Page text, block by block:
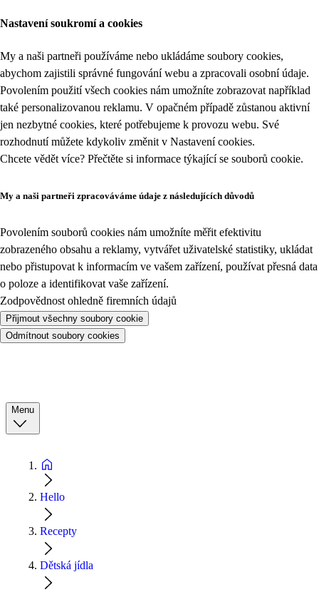
Nastavení soukromí a cookies
My a naši partneři používáme nebo ukládáme soubory cookies,
abychom zajistili správné fungování webu a zpracovali osobní údaje.
Povolením použití všech cookies nám umožníte zobrazovat například
také personalizovanou reklamu. V opačném případě zůstanou aktivní
jen nezbytné cookies, které potřebujeme k provozu webu. Své
rozhodnutí můžete kdykoliv změnit v Nastavení cookies.
Chcete vědět více? Přečtěte si informace týkající se souborů cookie.
My a naši partneři zpracováváme údaje z následujících důvodů
Povolením souborů cookies nám umožníte měřit efektivitu
zobrazeného obsahu a reklamy, vytvářet uživatelské statistiky, ukládat
nebo přistupovat k informacím ve vašem zařízení, používat přesná data
o poloze a identifikovat vaše zařízení.
Zodpovědnost ohledně firemních údajů
Přijmout všechny soubory cookie
Odmítnout soubory cookies
Menu
Hello
Recepty
Dětská jídla